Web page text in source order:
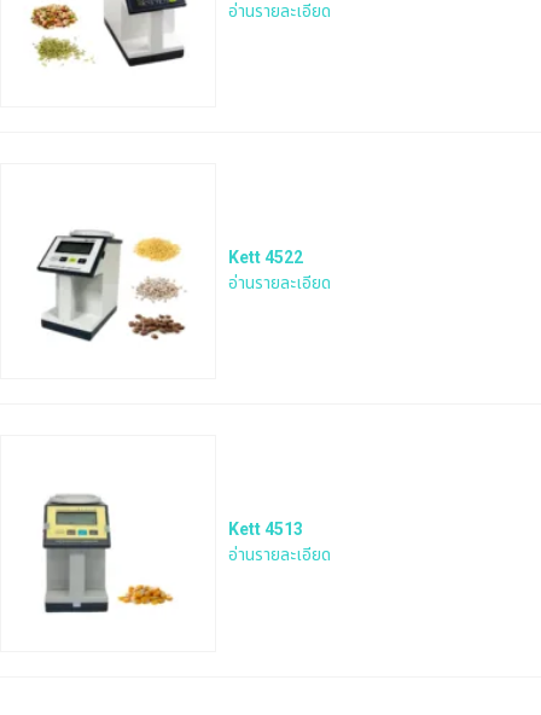
อ่านรายละเอียด
Kett 4522
อ่านรายละเอียด
Kett 4513
อ่านรายละเอียด